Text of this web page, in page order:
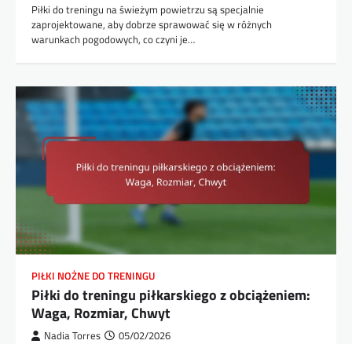
Piłki do treningu na świeżym powietrzu są specjalnie
zaprojektowane, aby dobrze sprawować się w różnych
warunkach pogodowych, co czyni je…
PIŁKI NOŻNE DO TRENINGU
Piłki do treningu piłkarskiego z obciążeniem:
Waga, Rozmiar, Chwyt
Nadia Torres 05/02/2026